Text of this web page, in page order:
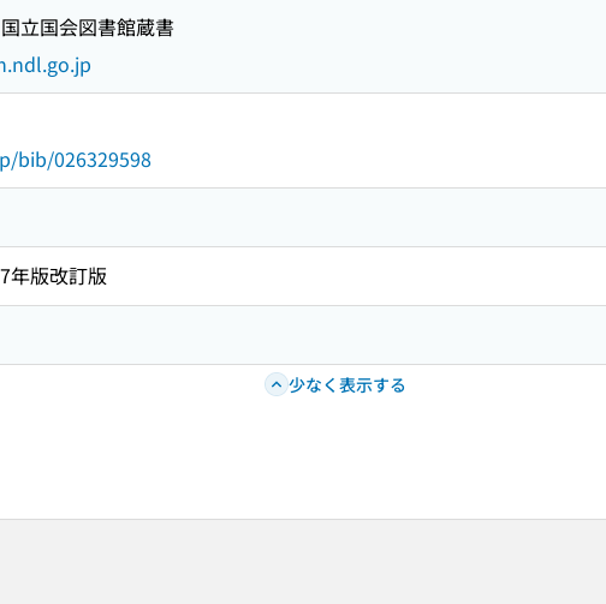
立国会図書館蔵書
bib/026329598
年版改訂版
少なく表示する